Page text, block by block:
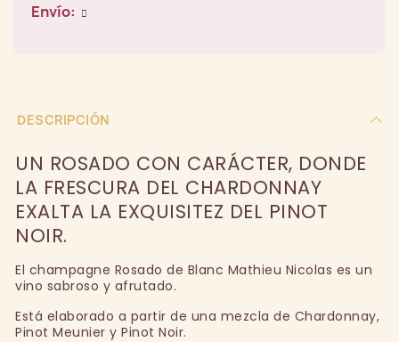
Envío:
DESCRIPCIÓN
UN ROSADO CON CARÁCTER, DONDE
LA FRESCURA DEL CHARDONNAY
EXALTA LA EXQUISITEZ DEL PINOT
NOIR.
El champagne Rosado de Blanc Mathieu Nicolas es un
vino sabroso y afrutado.
Está elaborado a partir de una mezcla de Chardonnay,
Pinot Meunier y Pinot Noir.